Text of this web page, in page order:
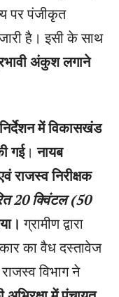
पर पंजीकृत
है। इसी के साथ
अंकुश लगाने
में विकासखंड
गई।नायब
राजस्व निरीक्षक
20 क्विंटल (50
ग्रामीण द्वारा
का वैध दस्तावेज
विभाग ने